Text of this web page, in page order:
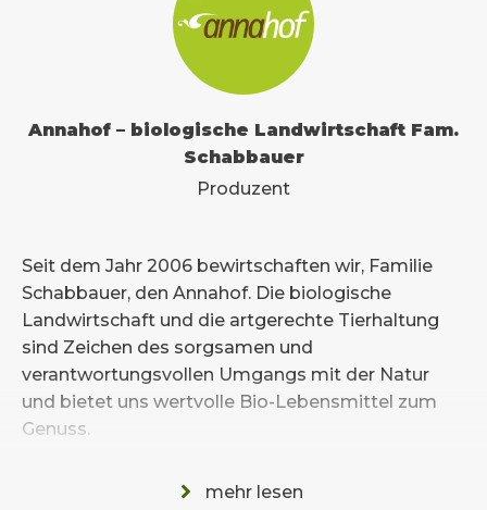
Annahof – biologische Landwirtschaft Fam.
Schabbauer
Produzent
Seit dem Jahr 2006 bewirtschaften wir, Familie
Schabbauer, den Annahof. Die biologische
Landwirtschaft und die artgerechte Tierhaltung
sind Zeichen des sorgsamen und
verantwortungsvollen Umgangs mit der Natur
und bietet uns wertvolle Bio-Lebensmittel zum
Genuss.
> der Bio-Landbau die umwelt-, gesundheits-,
mehr lesen